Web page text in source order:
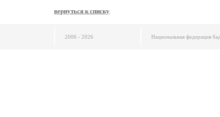
вернуться к списку
2006 - 2026 Национальная федерация